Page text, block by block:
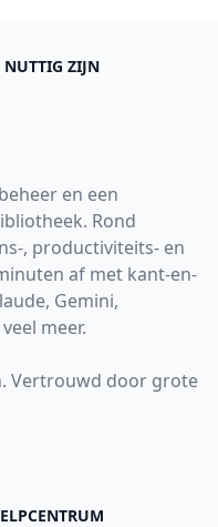
ZIJN
en een
Rond
, productiviteits- en
af met kant-en-
Gemini,
meer.
Vertrouwd door grote